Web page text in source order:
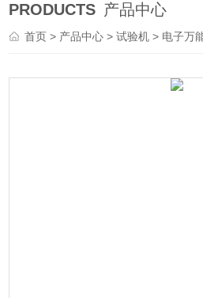
PRODUCTS 产品中心
首页> 产品中心 >试验机 > 电子万